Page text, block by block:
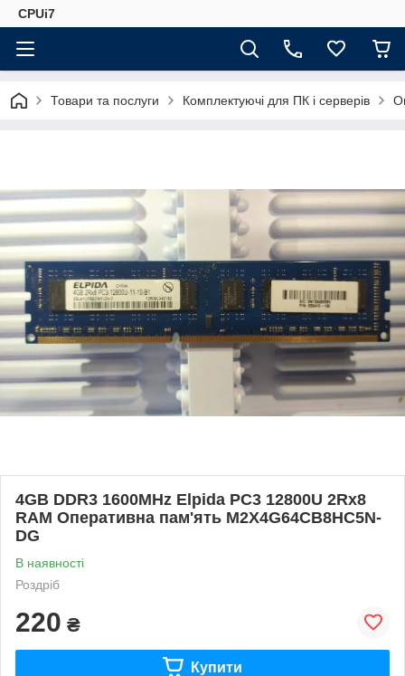
CPUi7
Товари та послуги Комплектуючі для ПК і серверів
4GB DDR3 1600MHz Elpida PC3 12800U 2Rx8
RAM Оперативна пам'ять M2X4G64CB8HC5N-
DG
В наявності
Роздріб
220 ₴
Купити